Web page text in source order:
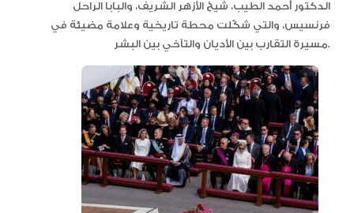
الدكتور أحمد الطيب، شيخ الأزهر الشريف، والبابا الراحل
فرنسيس، والتي شكّلت محطة تاريخية وعلامة مضيئة في
مسيرة التقارب بين الأديان والتآخي بين البشر.